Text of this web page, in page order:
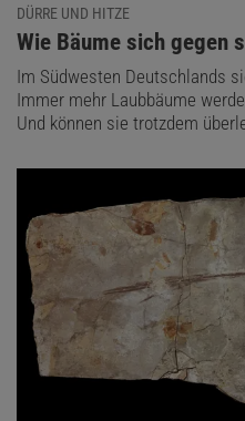
DÜRRE UND HITZE
:
Wie Bäume sich gegen
Im Südwesten Deutschlands
Immer mehr Laubbäume
Und können sie trotzdem